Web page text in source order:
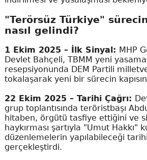
"Terörsüz Türkiye"
nasıl gelindi?
1 Ekim 2025 – İlk Sinyal: MHP
Devlet Bahçeli, TBMM yeni yasama
resepsiyonunda DEM Partili
tokalaşarak yeni bir sürecin
22 Ekim 2025 – Tarihi Çağrı:
grup toplantısında teröristbaşı
hitaben, örgütü tasfiye ettiğini ve
haykırması şartıyla "Umut Hakkı"
düzenlemelerin yapılabileceği tarihi
gerçekleştirdi.